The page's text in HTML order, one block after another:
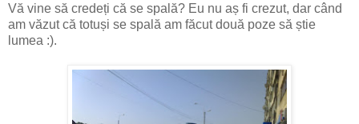
Vă vine să credeți că se spală? Eu nu aș fi crezut, dar când
am văzut că totuși se spală am făcut două poze să știe
lumea :).